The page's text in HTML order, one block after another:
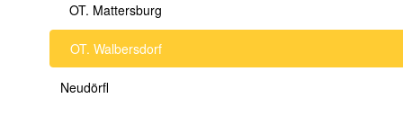
OT. Mattersburg
OT. Walbersdorf
Neudörfl